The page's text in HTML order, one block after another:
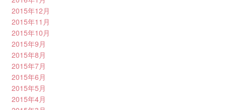
2015年12月
2015年11月
2015年10月
2015年9月
2015年8月
2015年7月
2015年6月
2015年5月
2015年4月